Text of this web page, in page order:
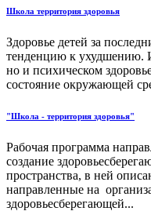
Школа территория здоровья
Здоровье детей за
тенденцию к ухудшению.
но и психическом
состояние окружающей
"Школа - территория здоровья"
Рабочая программа
создание
пространства, в ней
направленные на
здоровьесберегающей...